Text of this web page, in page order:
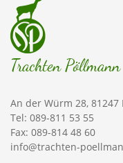
Trachten Pöllmann
An der Würm 28, 81247
Tel: 089-811 53 55
Fax: 089-814 48 60
info@trachten-